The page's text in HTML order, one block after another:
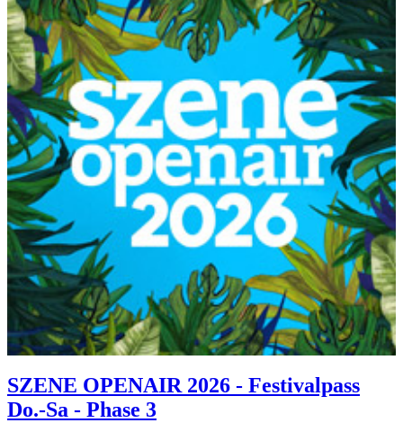
SZENE OPENAIR 2026 - Festivalpass
Do.-Sa - Phase 3